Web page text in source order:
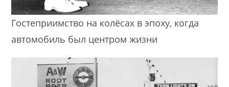
Гостеприимство на колёсах в эпоху, когда
автомобиль был центром жизни